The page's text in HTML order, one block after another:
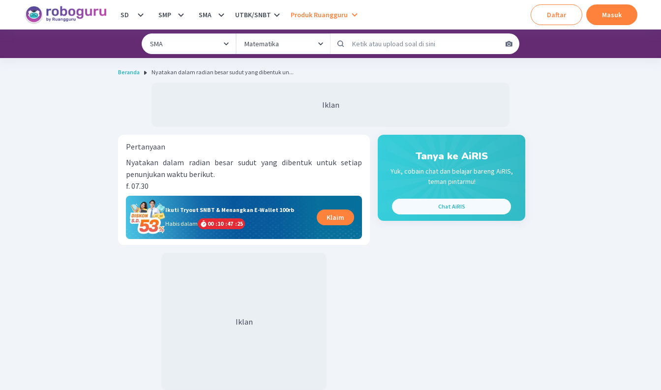
SD SMP SMA UTBK/SNBT Produk Ruangguru Daftar Masuk
Beranda Nyatakan dalam radian besar sudut yang dibentuk un...
Iklan
Pertanyaan
Nyatakan dalam radian besar sudut yang dibentuk untuk setiap
penunjukan waktu berikut.
f. 07.30
Ikuti Tryout SNBT & Menangkan E-Wallet 100rb
Habis dalam
00 :10 :47 :24
Klaim
Iklan
Tanya ke AiRIS
Yuk, cobain chat dan belajar bareng AiRIS,
teman pintarmu!
Chat AiRIS